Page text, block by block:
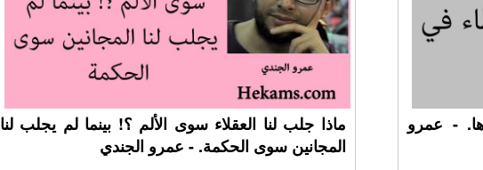
ماذا جلب لنا العقلاء سوى الألم ؟! بينما لم يجلب لنا
المجانين سوى الحكمة. - عمرو الجندي
- عمرو